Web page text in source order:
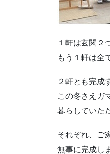
１軒は玄関２
もう１軒は全
２軒とも完成
この冬さえガ
暮らしていた
それぞれ、ご
無事に完成し